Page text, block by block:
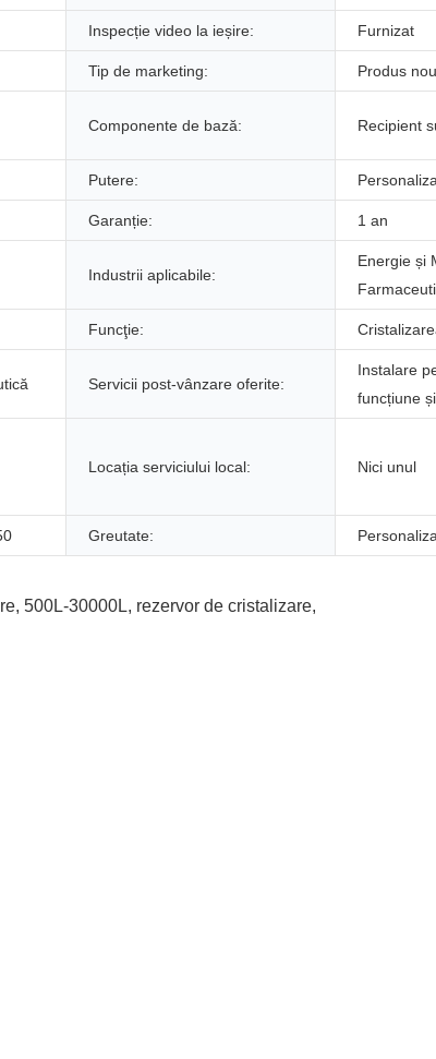
Inspecție video la ieșire: Furnizat
Tip de marketing: Produs
Componente de bază: Recipient
Putere:
Garanție: 1 an
Industrii aplicabile:
Energie și
Funcţie:
Servicii post-vânzare oferite:
Instalare
funcțiune
Locația serviciului local: Nici unul
Greutate: